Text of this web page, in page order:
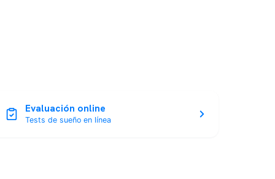
Evaluación online
Tests de sueño en línea